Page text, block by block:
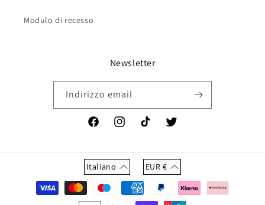
Modulo di recesso
Newsletter
Indirizzo email
FacebookInstagramTikTok Twitter
Italiano EUR €
Metodi